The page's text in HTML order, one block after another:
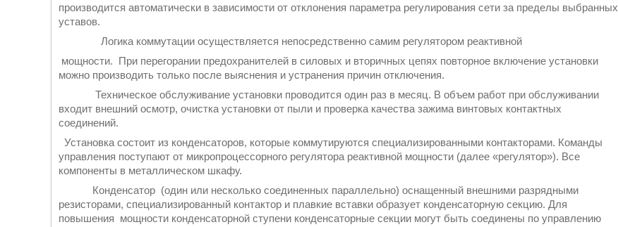
производится автоматически в зависимости от отклонения параметра регулирования сети за пределы выбранных
уставов.
Логика коммутации осуществляется непосредственно самим регулятором реактивной
мощности. При перегорании предохранителей в силовых и вторичных цепях повторное включение установки
можно производить только после выяснения и устранения причин отключения.
Техническое обслуживание установки проводится один раз в месяц. В объем работ при обслуживании
входит внешний осмотр, очистка установки от пыли и проверка качества зажима винтовых контактных
соединений.
Установка состоит из конденсаторов, которые коммутируются специализированными контакторами. Команды
управления поступают от микропроцессорного регулятора реактивной мощности (далее «регулятор»). Все
компоненты в металлическом шкафу.
Конденсатор (один или несколько соединенных параллельно) оснащенный внешними разрядными
резисторами, специализированный контактор и плавкие вставки образует конденсаторную секцию. Для
повышения мощности конденсаторной ступени конденсаторные секции могут быть соединены по управлению